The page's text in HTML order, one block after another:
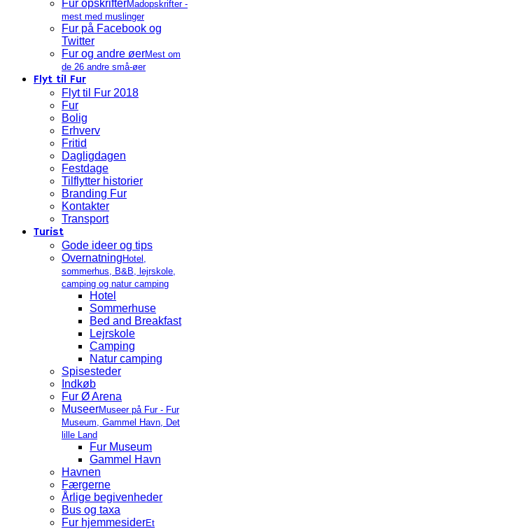
Fur opskrifterMadopskrifter -
mest med muslinger
Fur på Facebook og
Twitter
Fur og andre øerMest om
de 26 andre små-øer
Flyt til Fur
Flyt til Fur 2018
Fur
Bolig
Erhverv
Fritid
Dagligdagen
Festdage
Tilflytter historier
Branding Fur
Kontakter
Transport
Turist
Gode ideer og tips
Overnatning Hotel,
sommerhus, B&B, lejrskole,
camping og natur camping
Hotel
Sommerhuse
Bed and Breakfast
Lejrskole
Camping
Natur camping
Spisesteder
Indkøb
Fur Ø Arena
MuseerMuseer på Fur - Fur
Museum, Gammel Havn, Det
lille Land
Fur Museum
Gammel Havn
Havnen
Færgerne
Årlige begivenheder
Bus og taxa
Fur hjemmesiderEt